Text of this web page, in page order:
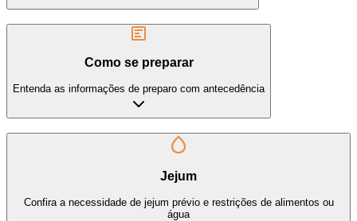
Como se preparar
Entenda as informações de preparo com antecedência
Jejum
Confira a necessidade de jejum prévio e restrições de alimentos ou
água